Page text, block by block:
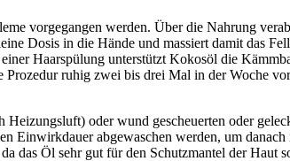
vorgegangen werden. Über die Nahrung
Dosis in die Hände und massiert damit das
Haarspülung unterstützt Kokosöl die
ruhig zwei bis drei Mal in der Woche
oder wund gescheuerten oder
Einwirkdauer abgewaschen werden, um
das Öl sehr gut für den Schutzmantel der